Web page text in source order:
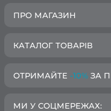
ПРО МАГАЗИН
КАТАЛОГ ТОВАРІВ
ОТРИМАЙТЕ -10% ЗА
МИ У СОЦМЕРЕЖАХ: